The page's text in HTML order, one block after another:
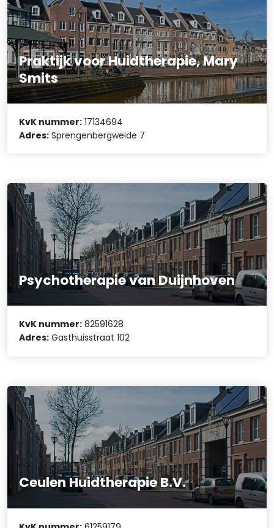
Praktijk voor Huidtherapie, Mary
Smits
KvK nummer: 17134694
Adres: Sprengenbergweide 7
Psychotherapie van Duijnhoven
KvK nummer: 82591628
Adres: Gasthuisstraat 102
Ceulen Huidtherapie B.V.